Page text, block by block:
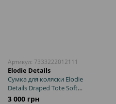
Артикул: 7333222012111
Elodie Details
Сумка для коляски Elodie
Details Draped Tote Soft
Terracotta
3 000 грн